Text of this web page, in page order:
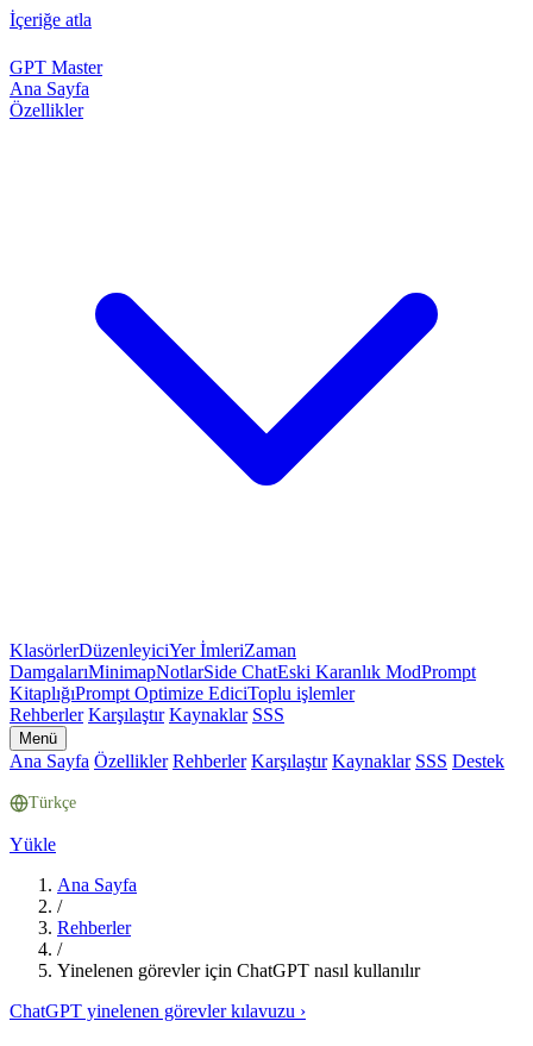
İçeriğe atla
GPT Master
Ana Sayfa
Özellikler
KlasörlerDüzenleyiciYer İmleriZaman
DamgalarıMinimapNotlarSide ChatEski Karanlık ModPrompt
KitaplığıPrompt Optimize EdiciToplu işlemler
Rehberler Karşılaştır Kaynaklar SSS
Menü
Ana Sayfa Özellikler Rehberler Karşılaştır Kaynaklar SSS Destek
Türkçe
Yükle
Ana Sayfa
/
Rehberler
/
Yinelenen görevler için ChatGPT nasıl kullanılır
ChatGPT yinelenen görevler kılavuzu ›